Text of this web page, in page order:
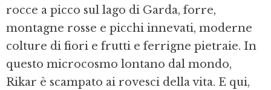
rocce a picco sul lago di Garda, forre,
montagne rosse e picchi innevati, moderne
colture di fiori e frutti e ferrigne pietraie. In
questo microcosmo lontano dal mondo,
Rikar è scampato ai rovesci della vita. E qui,